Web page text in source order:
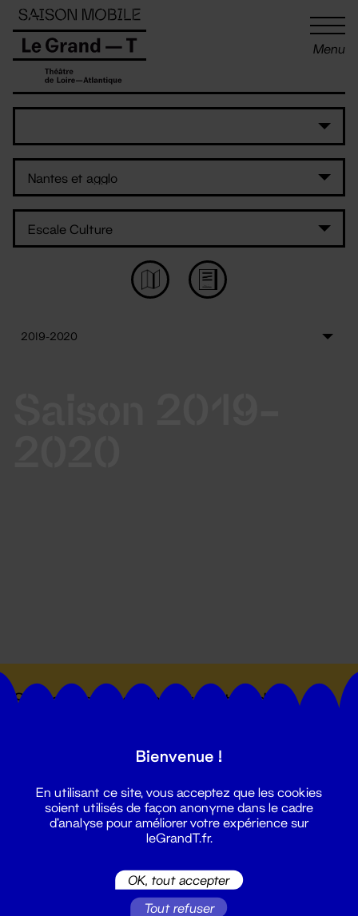
Menu
Suivez toutes les actualités du
Panneau de gestion des cookies
Bienvenue !
En utilisant ce site, vous acceptez que les cookies
soient utilisés de façon anonyme dans le cadre
d'analyse pour améliorer votre expérience sur
leGrandT.fr.
OK, tout accepter
Tout refuser